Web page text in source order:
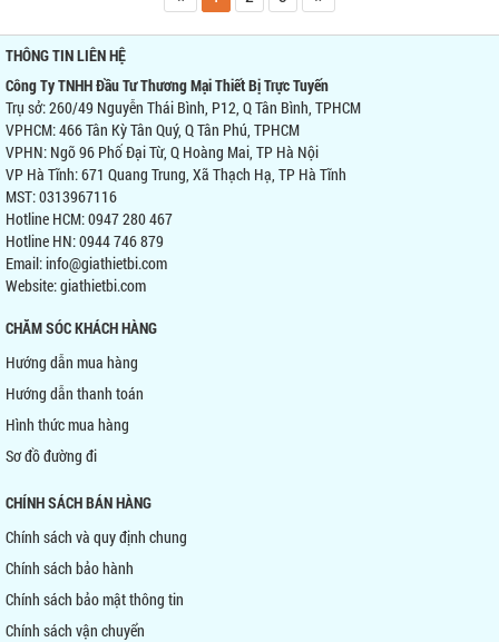
THÔNG TIN LIÊN HỆ
Công Ty TNHH Đầu Tư Thương Mại Thiết Bị Trực Tuyến
Trụ sở: 260/49 Nguyễn Thái Bình, P12, Q Tân Bình, TPHCM
VPHCM: 466 Tân Kỳ Tân Quý, Q Tân Phú, TPHCM
VPHN: Ngõ 96 Phố Đại Từ, Q Hoàng Mai, TP Hà Nội
VP Hà Tĩnh: 671 Quang Trung, Xã Thạch Hạ, TP Hà Tĩnh
MST: 0313967116
Hotline HCM: 0947 280 467
Hotline HN: 0944 746 879
Email: info@giathietbi.com
Website:giathietbi.com
CHĂM SÓC KHÁCH HÀNG
Hướng dẫn mua hàng
Hướng dẫn thanh toán
Hình thức mua hàng
Sơ đồ đường đi
CHÍNH SÁCH BÁN HÀNG
Chính sách và quy định chung
Chính sách bảo hành
Chính sách bảo mật thông tin
Chính sách vận chuyển